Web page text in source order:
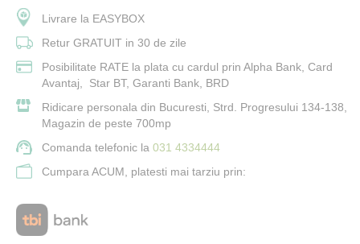
Livrare la EASYBOX
Retur GRATUIT in 30 de zile
Posibilitate RATE la plata cu cardul prin Alpha Bank, Card
Avantaj, Star BT, Garanti Bank, BRD
Ridicare personala din Bucuresti, Strd. Progresului 134-138,
Magazin de peste 700mp
Comanda telefonic la 031 4334444
Cumpara ACUM, platesti mai tarziu prin: